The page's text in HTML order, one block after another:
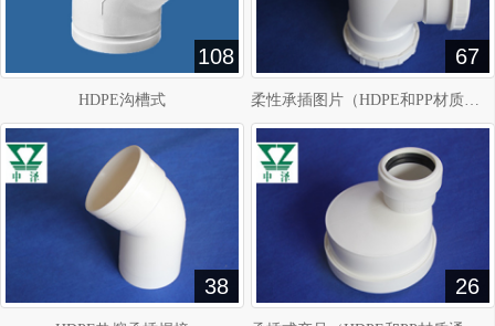
108
HDPE沟槽式
67
38 26